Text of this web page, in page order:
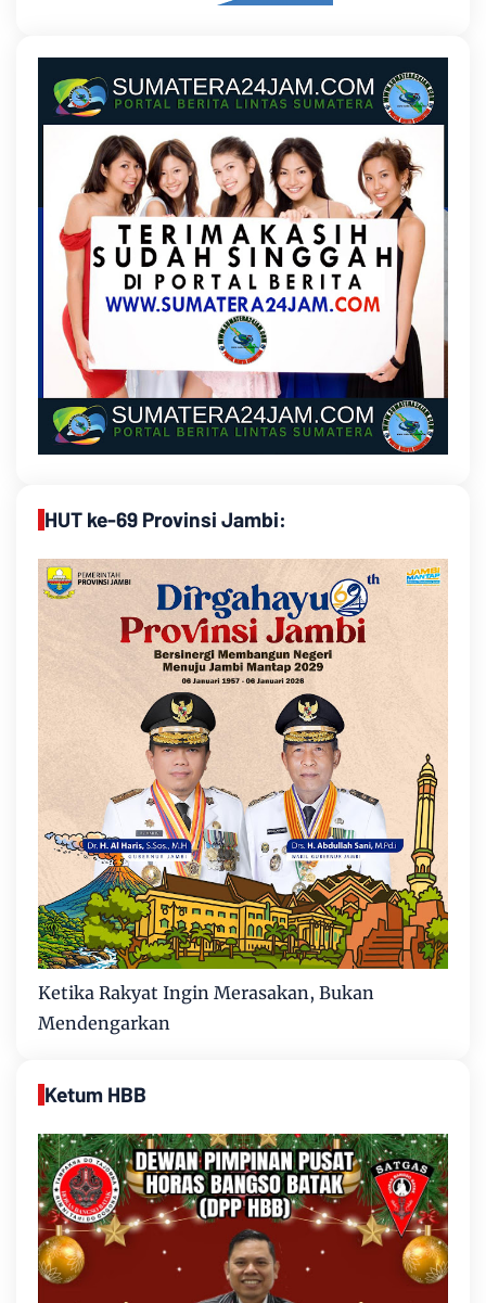
HUT ke-69 Provinsi Jambi:
Ketika Rakyat Ingin Merasakan, Bukan
Mendengarkan
Ketum HBB